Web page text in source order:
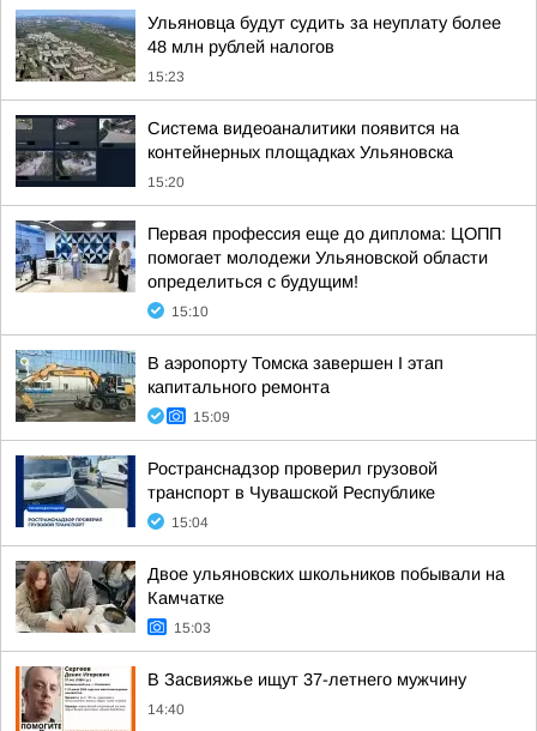
Ульяновца будут судить за неуплату более
48 млн рублей налогов
15:23
Система видеоаналитики появится на
контейнерных площадках Ульяновска
15:20
Первая профессия еще до диплома: ЦОПП
помогает молодежи Ульяновской области
определиться с будущим!
15:10
В аэропорту Томска завершен I этап
капитального ремонта
15:09
Ространснадзор проверил грузовой
транспорт в Чувашской Республике
15:04
Двое ульяновских школьников побывали на
Камчатке
15:03
В Засвияжье ищут 37-летнего мужчину
14:40